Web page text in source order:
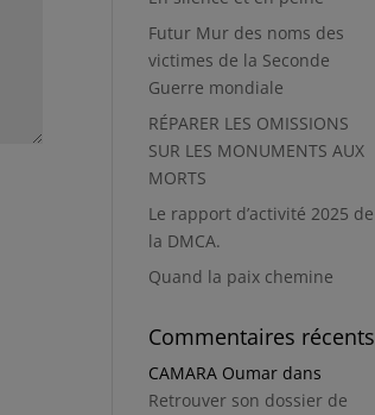
Futur Mur des noms des
victimes de la Seconde
Guerre mondiale
RÉPARER LES OMISSIONS
SUR LES MONUMENTS AUX
MORTS
Le rapport d’activité 2025 de
la DMCA.
Quand la paix chemine
Commentaires récents
CAMARA Oumar dans
Retrouver son dossier de